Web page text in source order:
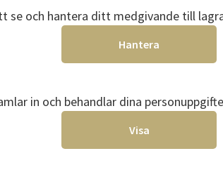
se och hantera ditt medgivande till
Hantera
in och behandlar dina
Visa